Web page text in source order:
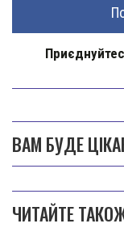
ВАМ БУДЕ
ЧИТАЙТЕ